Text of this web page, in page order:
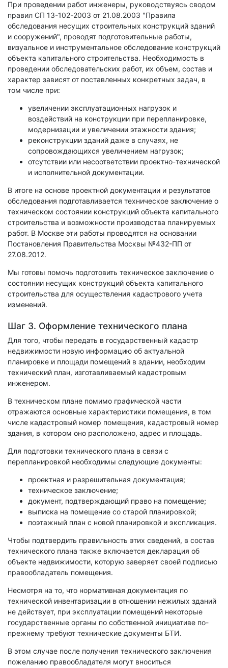
При проведении работ инженеры, руководствуясь сводом
правил СП 13-102-2003 от 21.08.2003 "Правила
обследования несущих строительных конструкций зданий
и сооружений", проводят подготовительные работы,
визуальное и инструментальное обследование конструкций
объекта капитального строительства. Необходимость в
проведении обследовательских работ, их объем, состав и
характер зависят от поставленных конкретных задач, в
том числе при:
увеличении эксплуатационных нагрузок и
воздействий на конструкции при перепланировке,
модернизации и увеличении этажности здания;
реконструкции зданий даже в случаях, не
сопровождающихся увеличением нагрузок;
отсутствии или несоответствии проектно-технической
и исполнительной документации.
В итоге на основе проектной документации и результатов
обследования подготавливается техническое заключение о
техническом состоянии конструкций объекта капитального
строительства и возможности производства планируемых
работ. В Москве эти работы проводятся на основании
Постановления Правительства Москвы №432-ПП от
27.08.2012.
Мы готовы помочь подготовить техническое заключение о
состоянии несущих конструкций объекта капитального
строительства для осуществления кадастрового учета
изменений.
Шаг 3. Оформление технического плана
Для того, чтобы передать в государственный кадастр
недвижимости новую информацию об актуальной
планировке и площади помещений в здании, необходим
технический план, изготавливаемый кадастровым
инженером.
В техническом плане помимо графической части
отражаются основные характеристики помещения, в том
числе кадастровый номер помещения, кадастровый номер
здания, в котором оно расположено, адрес и площадь.
Для подготовки технического плана в связи с
перепланировкой необходимы следующие документы:
проектная и разрешительная документация;
техническое заключение;
документ, подтверждающий право на помещение;
выписка на помещение со старой планировкой;
поэтажный план с новой планировкой и экспликация.
Чтобы подтвердить правильность этих сведений, в состав
технического плана также включается декларация об
объекте недвижимости, которую заверяет своей подписью
правообладатель помещения.
Несмотря на то, что нормативная документация по
технической инвентаризации в отношении нежилых зданий
не действует, при эксплуатации помещений некоторые
государственные органы по собственной инициативе по-
прежнему требуют технические документы БТИ.
В этом случае после получения технического заключения
пожеланию правообладателя могут вноситься